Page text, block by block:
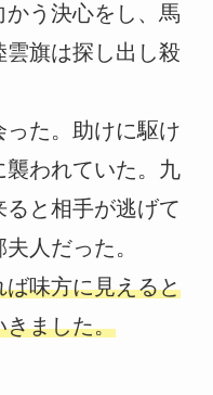
う決心をし、馬
雲旗は探し出し殺
た。助けに駆け
われていた。九
と相手が逃げて
人だった。
味方に見えると
きました。